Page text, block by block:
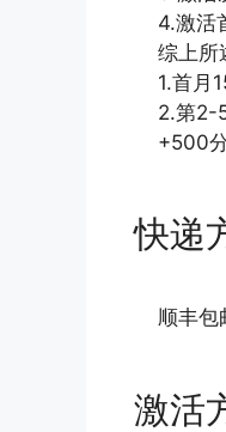
4.激活
综上所
1.首月
2.第2-
+500
快递
顺丰包
激活